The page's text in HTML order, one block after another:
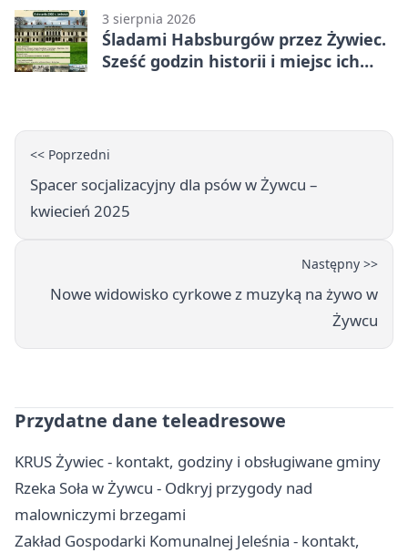
3 sierpnia 2026
Śladami Habsburgów przez Żywiec.
Sześć godzin historii i miejsc ich
<< Poprzedni
Spacer socjalizacyjny dla psów w Żywcu –
kwiecień 2025
Następny >>
Nowe widowisko cyrkowe z muzyką na żywo w
Żywcu
Przydatne dane teleadresowe
KRUS Żywiec - kontakt, godziny i obsługiwane gminy
Rzeka Soła w Żywcu - Odkryj przygody nad
malowniczymi brzegami
Zakład Gospodarki Komunalnej Jeleśnia - kontakt,